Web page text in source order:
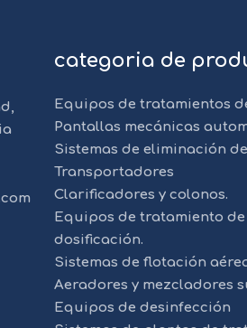
categoria de
Equipos de tratamientos
Pantallas mecánicas
Sistemas de eliminación
Transportadores
Clarificadores y colonos.
Equipos de tratamiento
dosificación.
Sistemas de flotación
Aeradores y mezcladores
Equipos de desinfección